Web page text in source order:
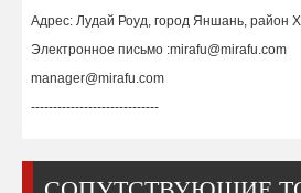
Адрес: Лудай Роуд, город Яншань, район
Электронное письмо :mirafu@mirafu.com
manager@mirafu.com
-----------------------------